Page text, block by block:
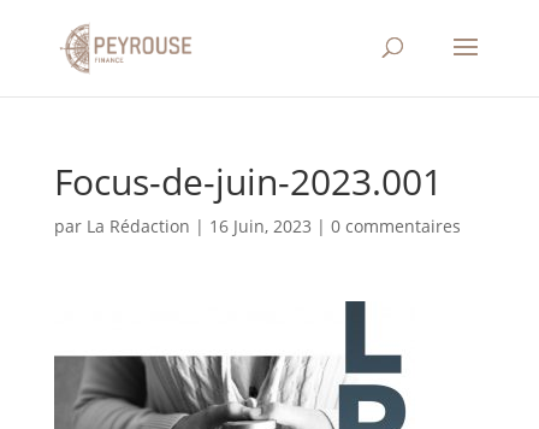
‎Focus-de-juin-2023.‎001
par La Rédaction | 16 Juin, 2023 | 0 commentaires